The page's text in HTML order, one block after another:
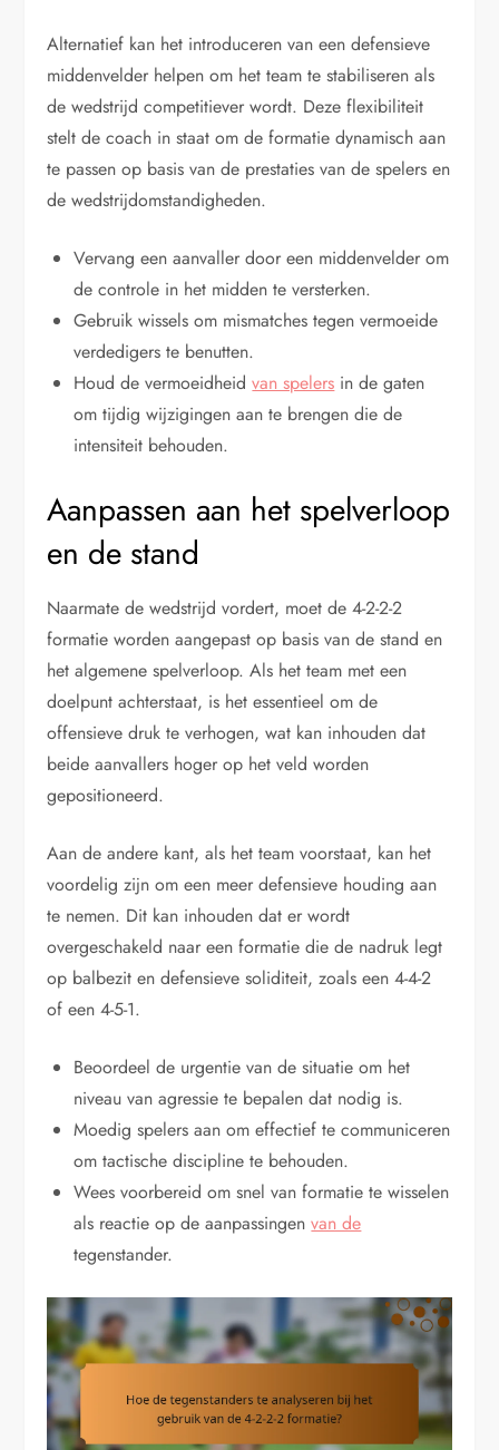
Alternatief kan het introduceren van een defensieve
middenvelder helpen om het team te stabiliseren als
de wedstrijd competitiever wordt. Deze flexibiliteit
stelt de coach in staat om de formatie dynamisch aan
te passen op basis van de prestaties van de spelers en
de wedstrijdomstandigheden.
Vervang een aanvaller door een middenvelder om
de controle in het midden te versterken.
Gebruik wissels om mismatches tegen vermoeide
verdedigers te benutten.
Houd de vermoeidheidvan spelers in de gaten
om tijdig wijzigingen aan te brengen die de
intensiteit behouden.
Aanpassen aan het spelverloop
en de stand
Naarmate de wedstrijd vordert, moet de 4-2-2-2
formatie worden aangepast op basis van de stand en
het algemene spelverloop. Als het team met een
doelpunt achterstaat, is het essentieel om de
offensieve druk te verhogen, wat kan inhouden dat
beide aanvallers hoger op het veld worden
gepositioneerd.
Aan de andere kant, als het team voorstaat, kan het
voordelig zijn om een meer defensieve houding aan
te nemen. Dit kan inhouden dat er wordt
overgeschakeld naar een formatie die de nadruk legt
op balbezit en defensieve soliditeit, zoals een 4-4-2
of een 4-5-1.
Beoordeel de urgentie van de situatie om het
niveau van agressie te bepalen dat nodig is.
Moedig spelers aan om effectief te communiceren
om tactische discipline te behouden.
Wees voorbereid om snel van formatie te wisselen
als reactie op de aanpassingenvan de
tegenstander.